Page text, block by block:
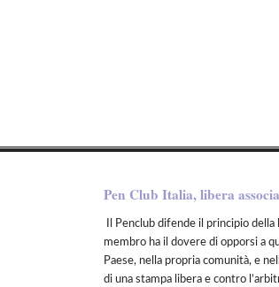
Pen Club Italia, libera
Il Penclub difende il principio
membro ha il dovere di opporsi a
Paese, nella propria comunità, e
di una stampa libera e contro